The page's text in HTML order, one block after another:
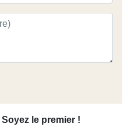
Soyez le premier !